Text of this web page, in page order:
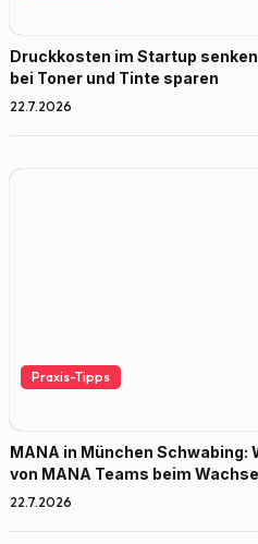
Druckkosten im Startup
bei Toner und Tinte sparen
22.7.2026
Praxis-Tipps
MANA in München Schwabing:
von MANA Teams beim
22.7.2026